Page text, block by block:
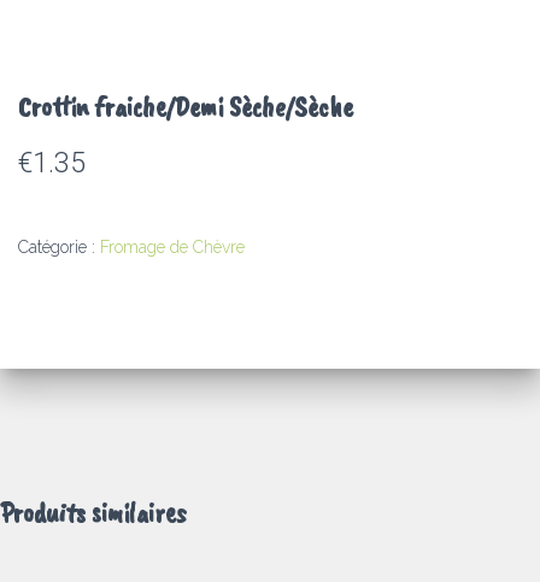
Crottin fraiche/Demi Sèche/Sèche
€1.35
Catégorie : Fromage de Chèvre
Produits similaires